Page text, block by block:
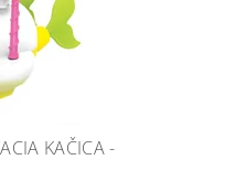
KAČICA -